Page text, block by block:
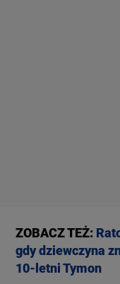
ZOBACZ TEŻ:
gdy dziewczyna
10-letni Tymon